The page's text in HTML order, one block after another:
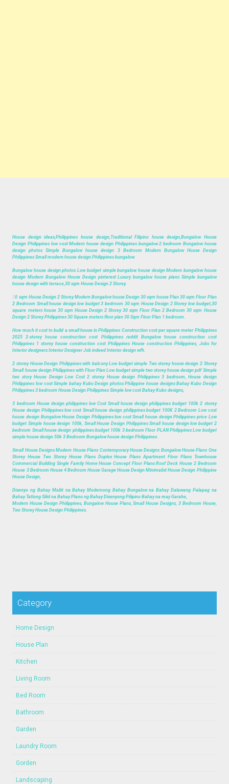
House design ideas,Philippines house design,Traditional Filipino house design,Bungalow House
Design Philippines low cost Modern house design Philippines bungalow 2 bedroom Bungalow house
design photos Simple Bungalow house design 3 Bedroom Modern Bungalow House Design
Philippines Small modern house design Philippines bungalow.
Bungalow house design photos Low budget simple bungalow house design Modern bungalow house
design Modern Bungalow House Design pinterest Luxury bungalow house plans Simple bungalow
house design with terrace,30 sqm House Design 2 Storey.
30 sqm House Design 2 Storey Modern Bungalow house Design 30 sqm house Plan 30 sqm Floor Plan
2 Bedroom Small house design low budget 3 bedroom 30 sqm House Design 2 Storey low budget,30
square meters house 30 sqm House Design 2 Storey 30 sqm Floor Plan 2 Bedroom 30 sqm House
Design 2 Storey Philippines 30 Square meters floor plan 30 Sqm Floor Plan 1 bedroom.
How much it cost to build a small house in Philippines Construction cost per square meter Philippines
2025 2-storey house construction cost Philippines reddit Bungalow house construction cost
Philippines 1 storey house construction cost Philippines House construction Philippines, Jobs for
Interior designers Interior Designer Job indeed Interior design wfh.
2 storey House Design Philippines with balcony Low budget simple Two storey house design 2 Storey
Small house design Philippines with Floor Plan Low budget simple two storey house design pdf Simple
two story House Design Low Cost 2 storey House design Philippines 3 bedroom, House design
Philippines low cost Simple bahay Kubo Design photos Philippine house designs Bahay Kubo Design
Philippines 3 bedroom House Design Philippines Simple low cost Bahay Kubo designs,
3 bedroom House design philippines low Cost Small house design philippines budget 100k 2 storey
House design Philippines low cost Small house design philippines budget 100K 2 Bedroom Low cost
house design Bungalow House Design Philippines low cost Small house design Philippines price Low
budget Simple house design 100k, Small House Design Philippines Small house design low budget 2
bedroom Small house design philippines budget 100k 3 bedroom Floor PLAN Philippines Low budget
simple house design 50k 3 Bedroom Bungalow house design Philippines.
Small House Designs Modern House Plans Contemporary House Designs Bungalow House Plans One
Storey House Two Storey House Plans Duplex House Plans Apartment Floor Plans Townhouse
Commercial Building Single Family Home House Concept Floor Plans Roof Deck House 2 Bedroom
House 3 Bedroom House 4 Bedroom House Garage House Design Minimalist House Design Philippine
House Design,
Disenyo ng Bahay Maliit na Bahay Modernong Bahay Bungalow na Bahay Dalawang Palapag na
Bahay Tatlong Silid na Bahay Plano ng Bahay Disenyong Pilipino Bahay na may Garahe,
Modern House Design Philippines, Bungalow House Plans, Small House Designs, 3 Bedroom House,
Two Storey House Design Philippines.
Category
Home Design
House Plan
Kitchen
Living Room
Bed Room
Bathroom
Garden
Laundry Room
Gorden
Landscaping